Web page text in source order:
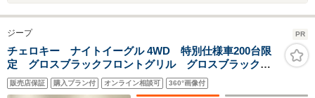
ジープ PR
チェロキー ナイトイーグル 4WD 特別仕様車200台限
定 グロスブラックフロントグリル グロスブラックア
クセント付きフロントバンパー グロスブラックリアバ
ンパーディフレクター ACC BSM ETC ドラレコ
販売店保証 購入プラン付 オンライン相談可 360°画像付